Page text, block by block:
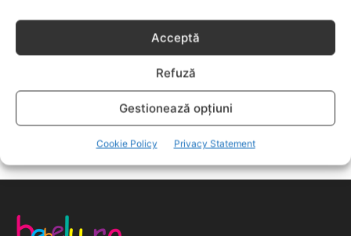
Acceptă
Refuză
Gestionează opțiuni
Cookie Policy Privacy Statement
DEZVOLTAREA COPILULUI
COMPORTAMENT
294